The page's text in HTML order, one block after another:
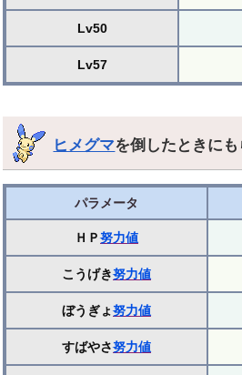
Lv50
Lv57
ヒメグマを倒したときに
パラメータ
ＨＰ努力値
こうげき努力値
ぼうぎょ努力値
すばやさ努力値